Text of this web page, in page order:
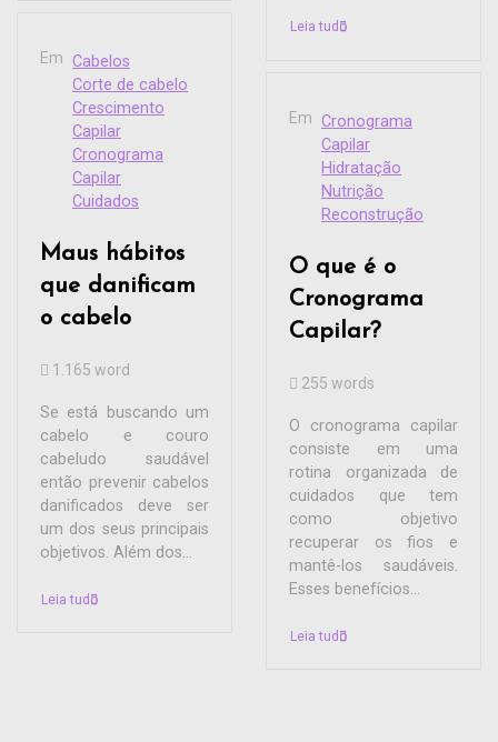
Em Cabelos
Corte de cabelo
Crescimento
Capilar
Cronograma
Capilar
Cuidados
Maus hábitos
que danificam
o cabelo
1.165 word
Se está buscando um
cabelo e couro
cabeludo saudável
então prevenir cabelos
danificados deve ser
um dos seus principais
objetivos. Além dos...
Leia tudo
Leia tudo
Em Cronograma
Capilar
Hidratação
Nutrição
Reconstrução
O que é o
Cronograma
Capilar?
255 words
O cronograma capilar
consiste em uma
rotina organizada de
cuidados que tem
como objetivo
recuperar os fios e
mantê-los saudáveis.
Esses benefícios...
Leia tudo